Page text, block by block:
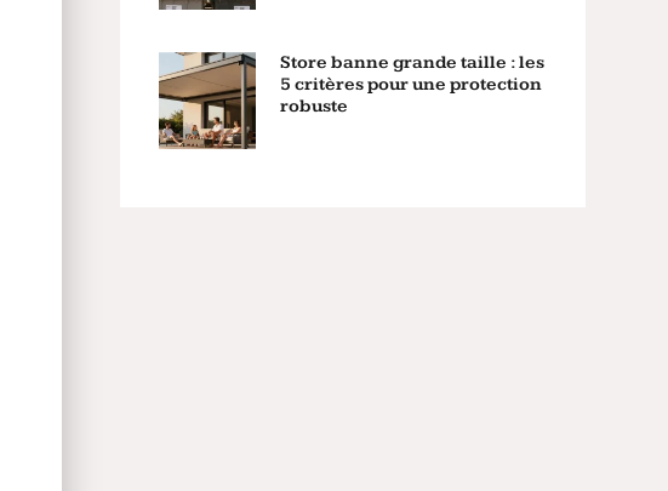
Store banne grande taille : les
5 critères pour une protection
robuste